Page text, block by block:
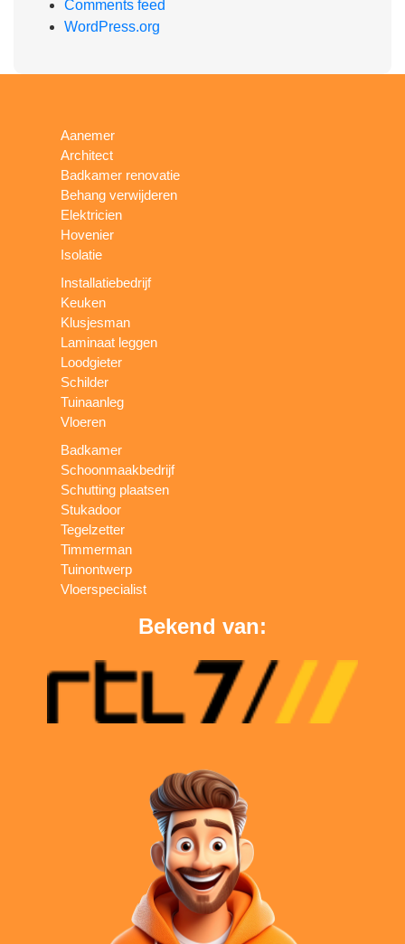
Comments feed
WordPress.org
Aanemer
Architect
Badkamer renovatie
Behang verwijderen
Elektricien
Hovenier
Isolatie
Installatiebedrijf
Keuken
Klusjesman
Laminaat leggen
Loodgieter
Schilder
Tuinaanleg
Vloeren
Badkamer
Schoonmaakbedrijf
Schutting plaatsen
Stukadoor
Tegelzetter
Timmerman
Tuinontwerp
Vloerspecialist
Bekend van: